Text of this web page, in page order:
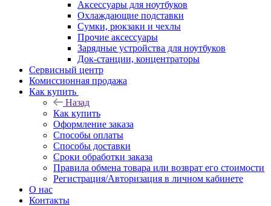
Аксессуары для ноутбуков
Охлаждающие подставки
Сумки, рюкзаки и чехлы
Прочие аксессуары
Зарядные устройства для ноутбуков
Док-станции, концентраторы
Сервисный центр
Комиссионная продажа
Как купить
Назад
Как купить
Оформление заказа
Способы оплаты
Способы доставки
Сроки обработки заказа
Правила обмена товара или возврат его стоимости
Регистрация/Авторизация в личном кабинете
О нас
Контакты